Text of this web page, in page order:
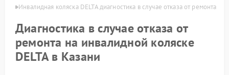
Инвалидная коляска DELTA диагностика в случае отказа от ремонта
Диагностика в случае отказа от
ремонта на инвалидной коляске
DELTA в Казани